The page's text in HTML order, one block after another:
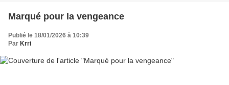
Marqué pour la vengeance
Publié le 18/01/2026 à 10:39
Par Krri